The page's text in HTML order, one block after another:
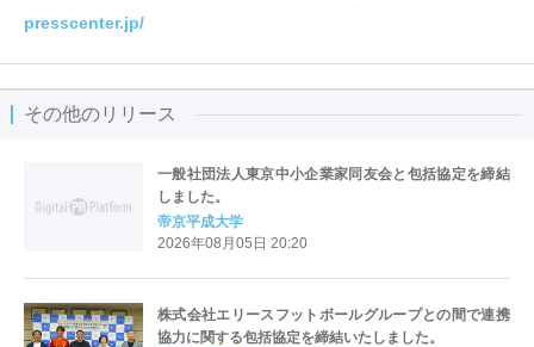
presscenter.jp/
その他のリリース
一般社団法人東京中小企業家同友会と包括協定を締結
しました。
帝京平成大学
2026年08月05日 20:20
株式会社エリースフットボールグループとの間で連携
協力に関する包括協定を締結いたしました。